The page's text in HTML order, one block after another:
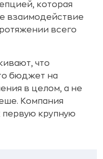
которая
взаимодействие
всего
что
бюджет на
в целом, а не
Компания
первую крупную